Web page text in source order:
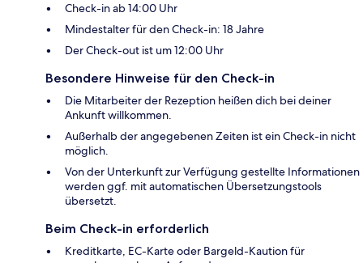
Check-in ab 14:00 Uhr
Mindestalter für den Check-in: 18 Jahre
Der Check-out ist um 12:00 Uhr
Besondere Hinweise für den Check-in
Die Mitarbeiter der Rezeption heißen dich bei deiner
Ankunft willkommen.
Außerhalb der angegebenen Zeiten ist ein Check-in nicht
möglich.
Von der Unterkunft zur Verfügung gestellte Informationen
werden ggf. mit automatischen Übersetzungstools
übersetzt.
Beim Check-in erforderlich
Kreditkarte, EC-Karte oder Bargeld-Kaution für